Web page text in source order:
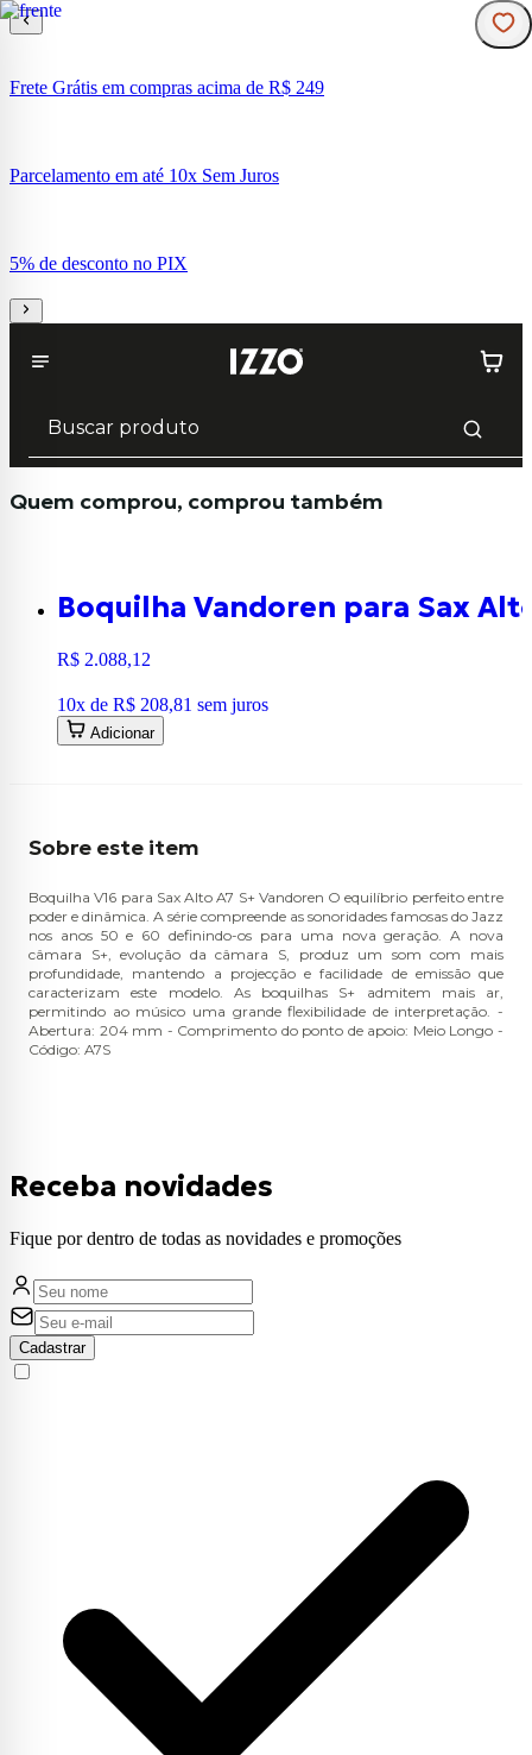
Frete Grátis em compras acima de R$ 249
Parcelamento em até 10x Sem Juros
5% de desconto no PIX
Quem comprou, comprou também
Boquilha Vandoren para Sax
R$ 2.088,12
10x de R$ 208,81 sem juros
Adicionar
Sobre este item
Boquilha V16 para Sax Alto A7 S+ Vandoren O equilíbrio perfeito entre
poder e dinâmica. A série compreende as sonoridades famosas do Jazz
nos anos 50 e 60 definindo-os para uma nova geração. A nova
câmara S+, evolução da câmara S, produz um som com mais
profundidade, mantendo a projecção e facilidade de emissão que
caracterizam este modelo. As boquilhas S+ admitem mais ar,
permitindo ao músico uma grande flexibilidade de interpretação. -
Abertura: 204 mm - Comprimento do ponto de apoio: Meio Longo -
Código: A7S
Receba novidades
Fique por dentro de todas as novidades e promoções
Cadastrar